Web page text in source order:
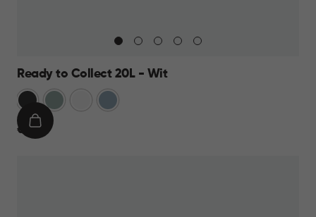
Ready to Collect 20L - Wit
Donkergrijs
Groen Blauw
€
€ 19,95
IN